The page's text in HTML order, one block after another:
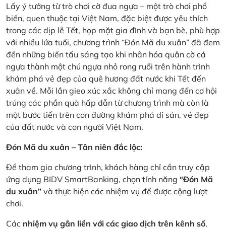
Lấy ý tưởng từ trò chơi cờ đua ngựa – một trò chơi phổ
biến, quen thuộc tại Việt Nam, đặc biệt được yêu thích
trong các dịp lễ Tết, họp mặt gia đình và bạn bè, phù hợp
với nhiều lứa tuổi, chương trình “Đón Mã du xuân” đã đem
đến những biến tấu sáng tạo khi nhân hóa quân cờ cá
ngựa thành một chú ngựa nhỏ rong ruổi trên hành trình
khám phá vẻ đẹp của quê hương đất nước khi Tết đến
xuân về. Mỗi lần gieo xúc xắc không chỉ mang đến cơ hội
trúng các phần quà hấp dẫn từ chương trình mà còn là
một bước tiến trên con đường khám phá di sản, vẻ đẹp
của đất nước và con người Việt Nam.
Đón Mã du xuân – Tân niên đắc lộc:
Để tham gia chương trình, khách hàng chỉ cần truy cập
ứng dụng BIDV SmartBanking, chọn tính năng “Đón Mã
du xuân” và thực hiện các nhiệm vụ để được cộng lượt
chơi.
Các nhiệm vụ gắn liền với các giao dịch trên kênh số,